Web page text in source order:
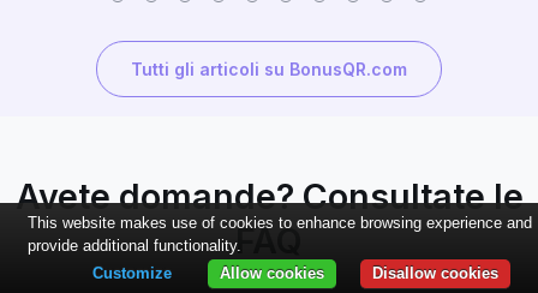
Tutti gli articoli su BonusQR.com
Avete domande? Consultate le
FAQ
This website makes use of cookies to enhance browsing experience and
provide additional functionality.
Disallow cookies
Allow cookies
Customize